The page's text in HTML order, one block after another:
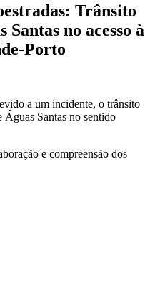
Trânsito
no acesso à
Porto
a um incidente, o trânsito
Águas Santas no sentido
e compreensão dos